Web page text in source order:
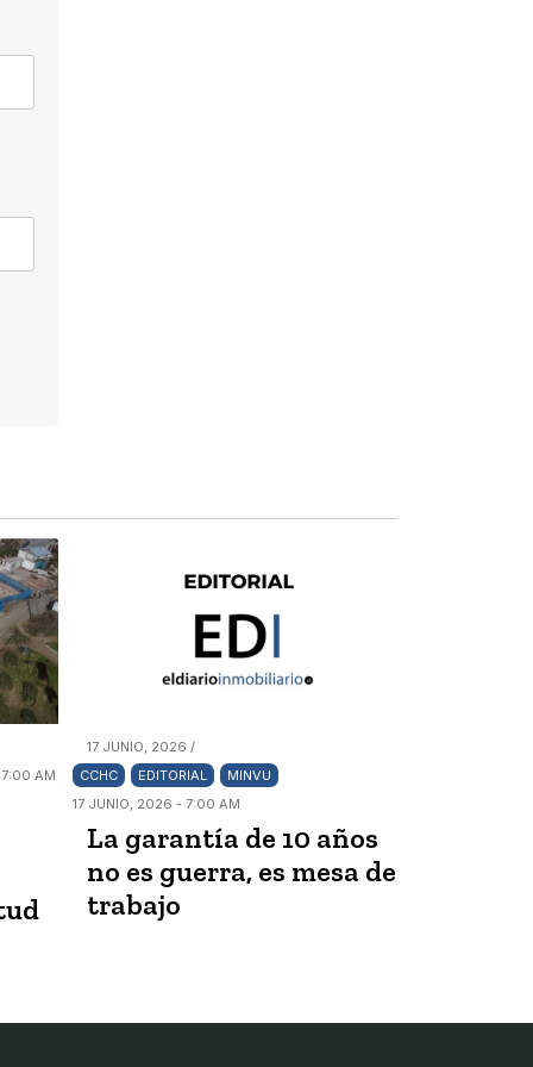
AM
17 JUNIO, 2026 /
CCHC
EDITORIAL
MINVU
17 JUNIO, 2026 - 7:00 AM
La garantía de 10 años
no es guerra, es mesa de
trabajo